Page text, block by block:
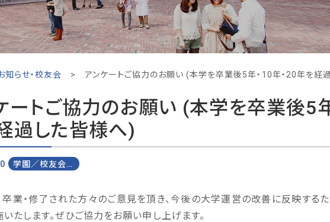
知らせ・校友会 > アンケートご協力のお願い (本学を卒業後5年・10年・20年を経
ートご協力のお願い (本学を卒業後5
過した皆様へ)
学園／校友会トピックス
卒業・修了された方々のご意見を頂き、今後の大学運営の改善に反映するた
いたします。ぜひご協力をお願い申し上げます。